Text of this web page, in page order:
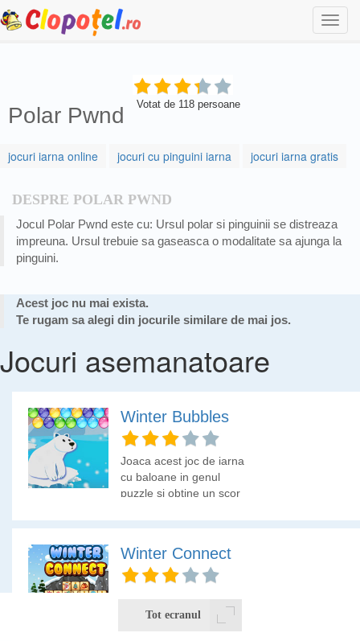
Polar Pwnd Votat de 118 persoane
jocuri iarna online jocuri cu pinguini iarna jocuri iarna gratis
DESPRE POLAR PWND
Jocul Polar Pwnd este cu: Ursul polar si pinguinii se distreaza
impreuna. Ursul trebuie sa gaseasca o modalitate sa ajunga la
pinguini.
Acest joc nu mai exista.
Te rugam sa alegi din jocurile similare de mai jos.
Jocuri asemanatoare
Winter Bubbles
Joaca acest joc de iarna
cu baloane in genul
puzzle si obtine un scor
Winter Connect
Conecteaza simbolurile
de iarna pentru a intra in
atmosfera sarbatorilor de
Tot ecranul